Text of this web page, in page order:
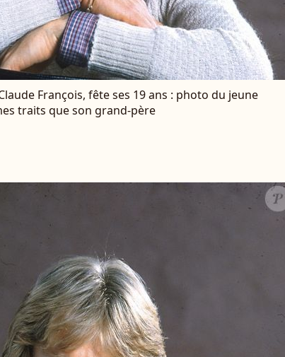
François, fête ses 19 ans : photo du jeune
traits que son grand-père